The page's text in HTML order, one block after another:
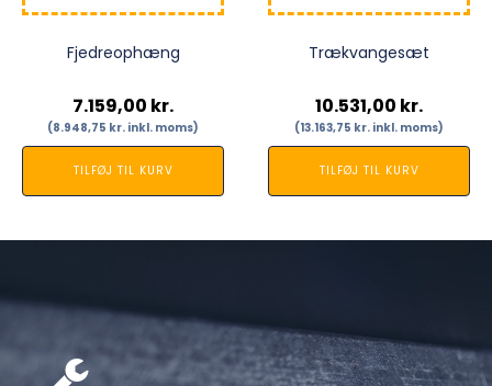
Fjedreophæng
7.159,00 kr.
(8.948,75 kr. inkl. moms)
TILFØJ TIL KURV
Trækvangesæt
10.531,00 kr.
(13.163,75 kr. inkl. moms)
TILFØJ TIL KURV